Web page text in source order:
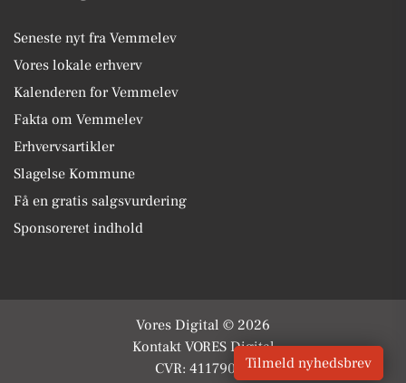
Seneste nyt fra Vemmelev
Vores lokale erhverv
Kalenderen for Vemmelev
Fakta om Vemmelev
Erhvervsartikler
Slagelse Kommune
Få en gratis salgsvurdering
Sponsoreret indhold
Vores Digital © 2026
Kontakt VORES Digital
CVR: 41179082Tilmeld nyhedsbrev